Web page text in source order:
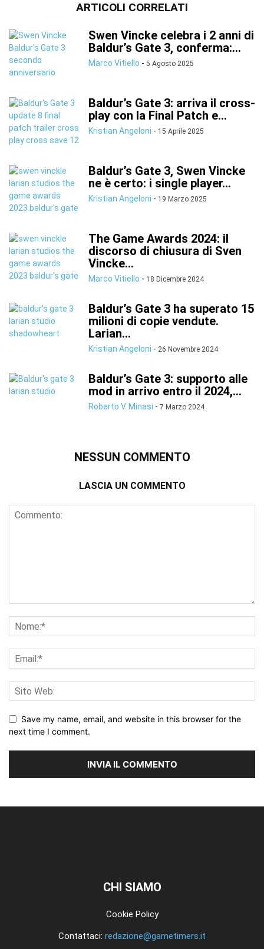
ARTICOLI CORRELATI
Swen Vincke celebra i 2 anni di
Baldur’s Gate 3, conferma:...
Marco Vitiello - 5 Agosto 2025
Baldur’s Gate 3: arriva il cross-
play con la Final Patch e...
Kristian Angeloni - 15 Aprile 2025
Baldur’s Gate 3, Swen Vincke
ne è certo: i single player...
Kristian Angeloni - 19 Marzo 2025
The Game Awards 2024: il
discorso di chiusura di Sven
Vincke...
Marco Vitiello - 18 Dicembre 2024
Baldur’s Gate 3 ha superato 15
milioni di copie vendute.
Larian...
Kristian Angeloni - 26 Novembre 2024
Baldur’s Gate 3: supporto alle
mod in arrivo entro il 2024,...
Roberto V. Minasi - 7 Marzo 2024
NESSUN COMMENTO
LASCIA UN COMMENTO
Save my name, email, and website in this browser for the
next time I comment.
CHI SIAMO
Cookie Policy
Contattaci: redazione@gametimers.it